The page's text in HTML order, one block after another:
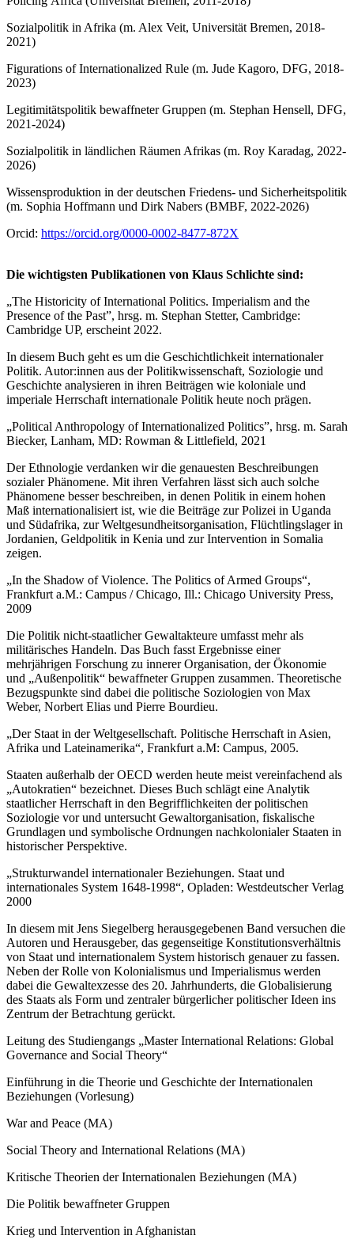
Sozialpolitik in Afrika (m. Alex Veit, Universität Bremen, 2018-
2021)
Figurations of Internationalized Rule (m. Jude Kagoro, DFG, 2018-
2023)
Legitimitätspolitik bewaffneter Gruppen (m. Stephan Hensell, DFG,
2021-2024)
Sozialpolitik in ländlichen Räumen Afrikas (m. Roy Karadag, 2022-
2026)
Wissensproduktion in der deutschen Friedens- und Sicherheitspolitik
(m. Sophia Hoffmann und Dirk Nabers (BMBF, 2022-2026)
Orcid: https://orcid.org/0000-0002-8477-872X
Die wichtigsten Publikationen von Klaus Schlichte sind:
„The Historicity of International Politics. Imperialism and the
Presence of the Past”, hrsg. m. Stephan Stetter, Cambridge:
Cambridge UP, erscheint 2022.
In diesem Buch geht es um die Geschichtlichkeit internationaler
Politik. Autor:innen aus der Politikwissenschaft, Soziologie und
Geschichte analysieren in ihren Beiträgen wie koloniale und
imperiale Herrschaft internationale Politik heute noch prägen.
„Political Anthropology of Internationalized Politics”, hrsg. m. Sarah
Biecker, Lanham, MD: Rowman & Littlefield, 2021
Der Ethnologie verdanken wir die genauesten Beschreibungen
sozialer Phänomene. Mit ihren Verfahren lässt sich auch solche
Phänomene besser beschreiben, in denen Politik in einem hohen
Maß internationalisiert ist, wie die Beiträge zur Polizei in Uganda
und Südafrika, zur Weltgesundheitsorganisation, Flüchtlingslager in
Jordanien, Geldpolitik in Kenia und zur Intervention in Somalia
zeigen.
„In the Shadow of Violence. The Politics of Armed Groups“,
Frankfurt a.M.: Campus / Chicago, Ill.: Chicago University Press,
2009
Die Politik nicht-staatlicher Gewaltakteure umfasst mehr als
militärisches Handeln. Das Buch fasst Ergebnisse einer
mehrjährigen Forschung zu innerer Organisation, der Ökonomie
und „Außenpolitik“ bewaffneter Gruppen zusammen. Theoretische
Bezugspunkte sind dabei die politische Soziologien von Max
Weber, Norbert Elias und Pierre Bourdieu.
„Der Staat in der Weltgesellschaft. Politische Herrschaft in Asien,
Afrika und Lateinamerika“, Frankfurt a.M: Campus, 2005.
Staaten außerhalb der OECD werden heute meist vereinfachend als
„Autokratien“ bezeichnet. Dieses Buch schlägt eine Analytik
staatlicher Herrschaft in den Begrifflichkeiten der politischen
Soziologie vor und untersucht Gewaltorganisation, fiskalische
Grundlagen und symbolische Ordnungen nachkolonialer Staaten in
historischer Perspektive.
„Strukturwandel internationaler Beziehungen. Staat und
internationales System 1648-1998“, Opladen: Westdeutscher Verlag
2000
In diesem mit Jens Siegelberg herausgegebenen Band versuchen die
Autoren und Herausgeber, das gegenseitige Konstitutionsverhältnis
von Staat und internationalem System historisch genauer zu fassen.
Neben der Rolle von Kolonialismus und Imperialismus werden
dabei die Gewaltexzesse des 20. Jahrhunderts, die Globalisierung
des Staats als Form und zentraler bürgerlicher politischer Ideen ins
Zentrum der Betrachtung gerückt.
Leitung des Studiengangs „Master International Relations: Global
Governance and Social Theory“
Einführung in die Theorie und Geschichte der Internationalen
Beziehungen (Vorlesung)
War and Peace (MA)
Social Theory and International Relations (MA)
Kritische Theorien der Internationalen Beziehungen (MA)
Die Politik bewaffneter Gruppen
Krieg und Intervention in Afghanistan